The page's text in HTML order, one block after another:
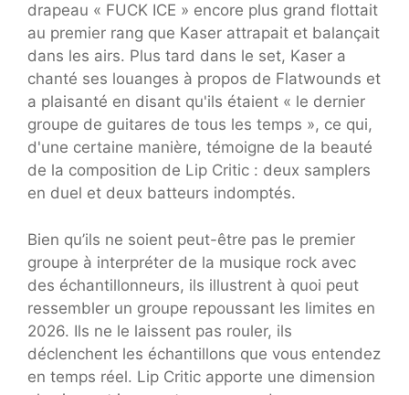
drapeau « FUCK ICE » encore plus grand flottait
au premier rang que Kaser attrapait et balançait
dans les airs. Plus tard dans le set, Kaser a
chanté ses louanges à propos de Flatwounds et
a plaisanté en disant qu'ils étaient « le dernier
groupe de guitares de tous les temps », ce qui,
d'une certaine manière, témoigne de la beauté
de la composition de Lip Critic : deux samplers
en duel et deux batteurs indomptés.
Bien qu’ils ne soient peut-être pas le premier
groupe à interpréter de la musique rock avec
des échantillonneurs, ils illustrent à quoi peut
ressembler un groupe repoussant les limites en
2026. Ils ne le laissent pas rouler, ils
déclenchent les échantillons que vous entendez
en temps réel. Lip Critic apporte une dimension